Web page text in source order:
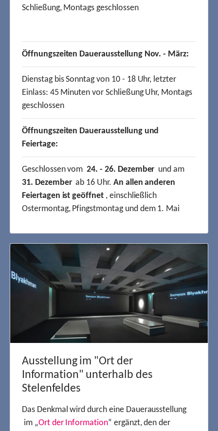
Ausstellung im "Ort der
Information" unterhalb des
Stelenfeldes
Das Denkmal wird durch eine Dauerausstellung
im „Ort der Information“ ergänzt, den der
Schließung, Montags geschlossen
Öffnungszeiten Dauerausstellung Nov. - März:
Dienstag bis Sonntag von 10 - 18 Uhr, letzter
Einlass: 45 Minuten vor Schließung Uhr, Montags
geschlossen
Öffnungszeiten Dauerausstellung und
Feiertage:
Geschlossen vom24. - 26. Dezember und am
31. Dezemberab 16 Uhr. An allen anderen
Feiertagen ist geöffnet, einschließlich
Ostermontag, Pfingstmontag und dem 1. Mai